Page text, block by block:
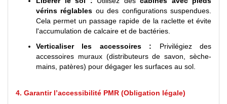
vérins réglables ou des configurations suspendues.
Cela permet un passage rapide de la raclette et évite
l'accumulation de calcaire et de bactéries.
Verticaliser les accessoires : Privilégiez des
accessoires muraux (distributeurs de savon, sèche-
mains, patères) pour dégager les surfaces au sol.
4. Garantir l’accessibilité PMR (Obligation légale)